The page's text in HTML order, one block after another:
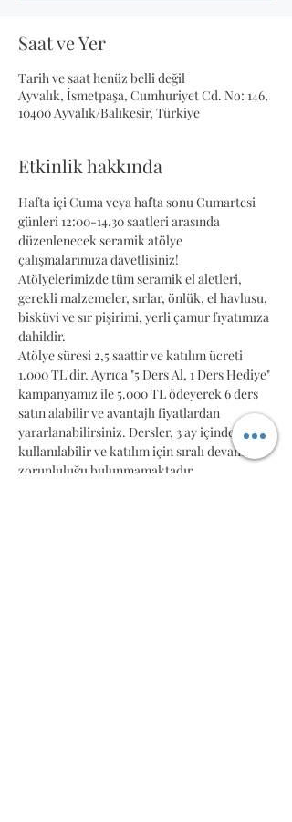
Saat ve Yer
Tarih ve saat henüz belli değil
Ayvalık, İsmetpaşa, Cumhuriyet Cd. No: 146,
10400 Ayvalık/Balıkesir, Türkiye
Etkinlik hakkında
Hafta içi Cuma veya hafta sonu Cumartesi
günleri 12:00-14.30 saatleri arasında
düzenlenecek seramik atölye
çalışmalarımıza davetlisiniz!
Atölyelerimizde tüm seramik el aletleri,
gerekli malzemeler, sırlar, önlük, el havlusu,
bisküvi ve sır pişirimi, yerli çamur fıyatımıza
dahildir.
Atölye süresi 2,5 saattir ve katılım ücreti
1.000 TL'dir. Ayrıca "5 Ders Al, 1 Ders Hediye"
kampanyamız ile 5.000 TL ödeyerek 6 ders
satın alabilir ve avantajlı fiyatlardan
yararlanabilirsiniz. Dersler, 3 ay içinde
kullanılabilir ve katılım için sıralı devam
zorunluluğu bulunmamaktadır.